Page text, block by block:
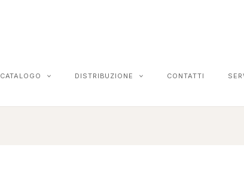
CATALOGO DISTRIBUZIONE CONTATTI